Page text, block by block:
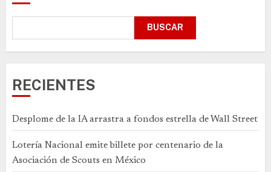
BUSCAR
RECIENTES
Desplome de la IA arrastra a fondos estrella de Wall Street
Lotería Nacional emite billete por centenario de la
Asociación de Scouts en México